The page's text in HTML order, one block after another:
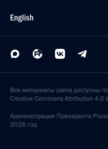
English
Все материалы сайта доступны
Creative Commons Attribution 4.0
Администрация Президента
2026 год